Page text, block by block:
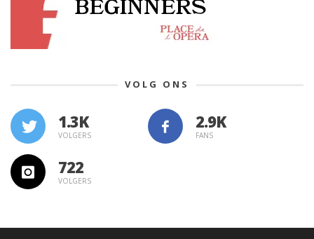
VOLG ONS
1.3K
VOLGERS FANS
722
VOLGERS